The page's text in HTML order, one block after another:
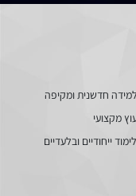
למידה חדשנית ומקיפה
מקצועי
ייחודיים ובלעדיים